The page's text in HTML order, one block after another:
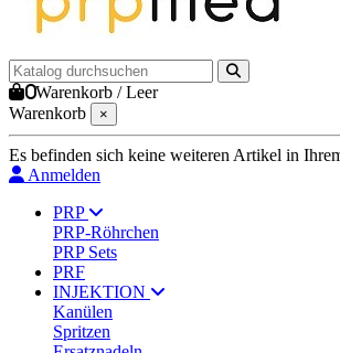
0Warenkorb /Leer
Warenkorb
×
Es befinden sich keine weiteren Artikel in
Anmelden
PRP
PRP-Röhrchen
PRP Sets
PRF
INJEKTION
Kanülen
Spritzen